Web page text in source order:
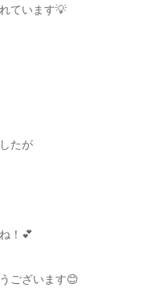
ています💡
たが
！💕
ございます😊